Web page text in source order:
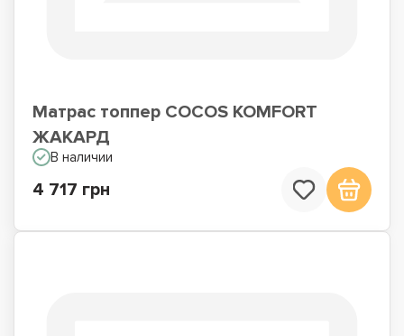
Матрас топпер COCOS KOMFORT
ЖАКАРД
В наличии
4 717 грн